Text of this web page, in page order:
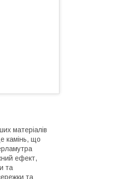
матеріалів
камінь, що
ефект,
та
та